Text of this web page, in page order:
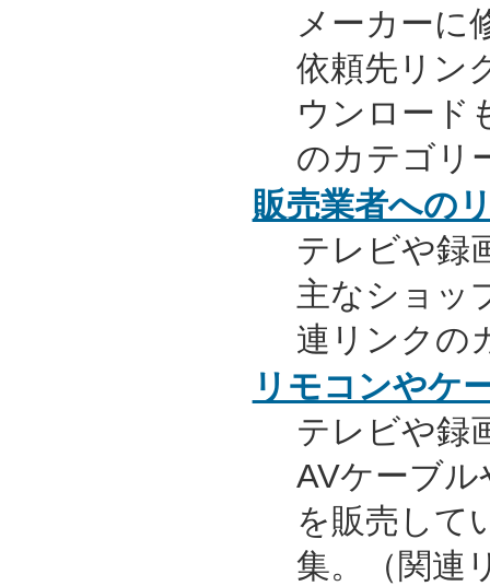
メーカーに
依頼先リン
ウンロード
のカテゴリ
販売業者への
テレビや録
主なショッ
連リンクの
リモコンやケ
テレビや録
AVケーブ
を販売して
集。（関連